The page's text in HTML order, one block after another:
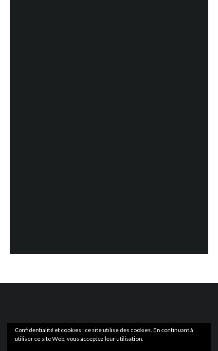
Confidentialité et cookies : ce site utilise des cookies. En continuant à
utiliser ce site Web, vous acceptez leur utilisation.